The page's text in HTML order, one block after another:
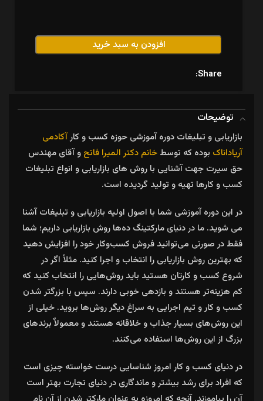
افزودن به سبد خرید
Share:
توضیحات
بازاریابی و تبلیغات دوره آموزشی حوزه کسب و کارآکادمی
آریاداناک بوده که توسط خانم دکتر المیرا فاتح و آقای مهندس
حق سیرت جهت آشنایی با روش های بازاریابی و انواع تبلیغات
کسب و کارها تهیه و تولید گردیده است.
در این دوره آموزشی شما با اصول اولیه بازاریابی و تبلیغات آشنا
می شوید. ما در دنیای مارکتینگ ده‌ها روش بازاریابی داریم؛ شما
فقط در صورتی می‌توانید فروش کسب‌وکار خود را افزایش دهید
که بهترین روش بازاریابی را انتخاب و اجرا کنید. مثلاً اگر در
شروع کسب و کارتان هستید باید روش‌هایی را انتخاب کنید که
کم هزینه‌تر هستند و بازدهی خوبی دارند. سپس با بزرگتر شدن
کسب و کار و تیم اجرایی به سراغ دیگر روش‌ها بروید. خیلی از
این روش‌های بسیار جذاب و خلاقانه هستند و معمولاٌ برندهای
بزرگ از این روش‌ها استفاده می‌کنند.
در دنیای کسب و کار امروز شناسایی درست خواسته چیزی است
که افراد برای رشد بیشتر و ماندگاری در دنیای تجارت بهتر است